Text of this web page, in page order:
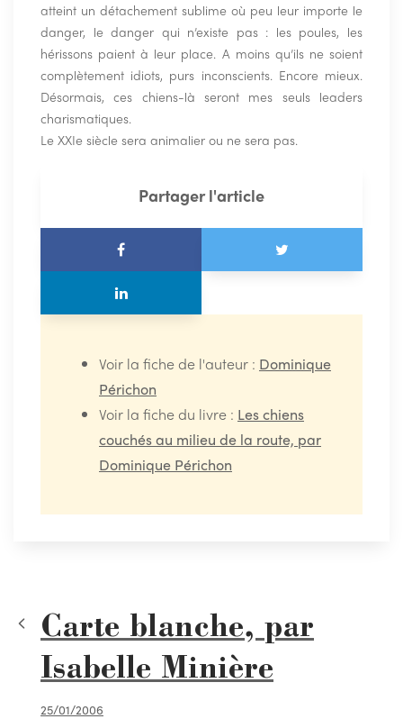
atteint un détachement sublime où peu leur importe le
danger, le danger qui n’existe pas : les poules, les
hérissons paient à leur place. A moins qu’ils ne soient
complètement idiots, purs inconscients. Encore mieux.
Désormais, ces chiens-là seront mes seuls leaders
charismatiques.
Le XXIe siècle sera animalier ou ne sera pas.
Partager l'article
Voir la fiche de l'auteur : Dominique
Périchon
Voir la fiche du livre : Les chiens
couchés au milieu de la route, par
Dominique Périchon
Carte blanche, par
Isabelle Minière
25/01/2006